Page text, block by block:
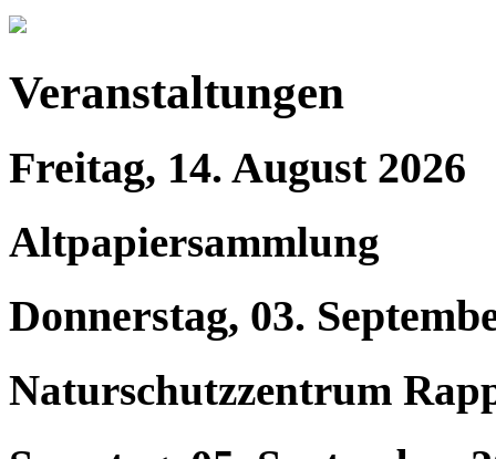
Veranstaltungen
Freitag, 14. August 2026
Altpapiersammlung
Donnerstag, 03.
Naturschutzzentrum